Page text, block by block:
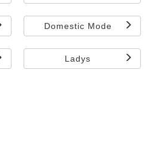
Domestic Mode
Ladys